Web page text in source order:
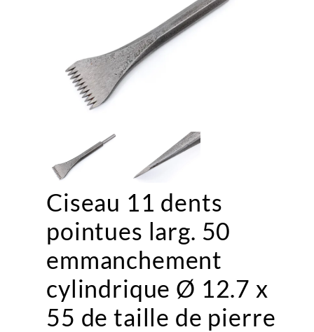
Ciseau 11 dents
pointues larg. 50
emmanchement
cylindrique Ø 12.7 x
55 de taille de pierre